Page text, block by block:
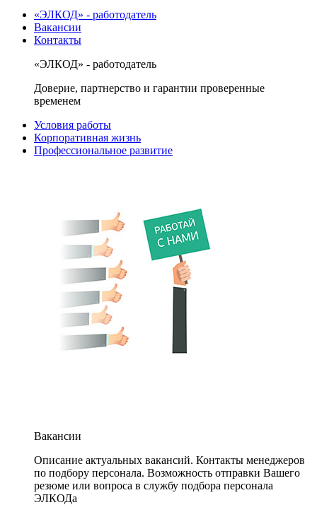
«ЭЛКОД» - работодатель
Вакансии
Контакты
«ЭЛКОД» - работодатель
Доверие, партнерство и гарантии проверенные
временем
Условия работы
Корпоративная жизнь
Профессиональное развитие
Вакансии
Описание актуальных вакансий. Контакты менеджеров
по подбору персонала. Возможность отправки Вашего
резюме или вопроса в службу подбора персонала
ЭЛКОДа